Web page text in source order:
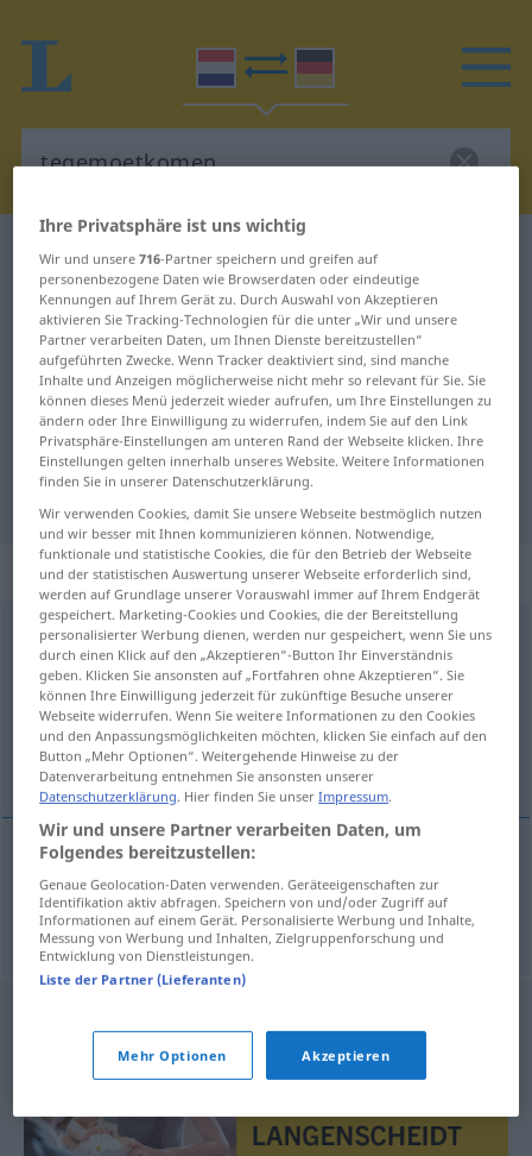
Niederländisch-Deutsch Wörterbuch
tegemoetkomen
Niederländisch-Deutsch
Übersetzung für
"tegemoetkomen"
"tegemoetkomen" Deutsch
Übersetzung
„tegemoetkomen“: werkwoord
tegemoetkomen [-koːm-]v
Übersicht aller Übersetzungen
(Für mehr Details die Übersetzung anklicken/antippen)
entgegenkommen
entgegenkommen (DAT) tegemoetkomen
Ihre Privatsphäre ist uns wichtig
Wir und unsere716-Partner speichern und greifen auf
personenbezogene Daten wie Browserdaten oder eindeutige
Kennungen auf Ihrem Gerät zu. Durch Auswahl von Akzeptieren
aktivieren Sie Tracking-Technologien für die unter „Wir und unsere
Partner verarbeiten Daten, um Ihnen Dienste bereitzustellen“
aufgeführten Zwecke. Wenn Tracker deaktiviert sind, sind manche
Inhalte und Anzeigen möglicherweise nicht mehr so relevant für Sie. Sie
können dieses Menü jederzeit wieder aufrufen, um Ihre Einstellungen zu
ändern oder Ihre Einwilligung zu widerrufen, indem Sie auf den Link
Privatsphäre-Einstellungen am unteren Rand der Webseite klicken. Ihre
Einstellungen gelten innerhalb unseres Website. Weitere Informationen
finden Sie in unserer Datenschutzerklärung.
Wir verwenden Cookies, damit Sie unsere Webseite bestmöglich nutzen
und wir besser mit Ihnen kommunizieren können. Notwendige,
funktionale und statistische Cookies, die für den Betrieb der Webseite
und der statistischen Auswertung unserer Webseite erforderlich sind,
werden auf Grundlage unserer Vorauswahl immer auf Ihrem Endgerät
gespeichert. Marketing-Cookies und Cookies, die der Bereitstellung
personalisierter Werbung dienen, werden nur gespeichert, wenn Sie uns
durch einen Klick auf den „Akzeptieren“-Button Ihr Einverständnis
geben. Klicken Sie ansonsten auf „Fortfahren ohne Akzeptieren“. Sie
können Ihre Einwilligung jederzeit für zukünftige Besuche unserer
Webseite widerrufen. Wenn Sie weitere Informationen zu den Cookies
und den Anpassungsmöglichkeiten möchten, klicken Sie einfach auf den
Button „Mehr Optionen“. Weitergehende Hinweise zu der
Datenverarbeitung entnehmen Sie ansonsten unserer
Datenschutzerklärung. Hier finden Sie unserImpressum.
Wir und unsere Partner verarbeiten Daten, um
Folgendes bereitzustellen:
Genaue Geolocation-Daten verwenden. Geräteeigenschaften zur
Identifikation aktiv abfragen. Speichern von und/oder Zugriff auf
Informationen auf einem Gerät. Personalisierte Werbung und Inhalte,
Messung von Werbung und Inhalten, Zielgruppenforschung und
Entwicklung von Dienstleistungen.
Liste der Partner (Lieferanten)
Mehr Optionen Akzeptieren